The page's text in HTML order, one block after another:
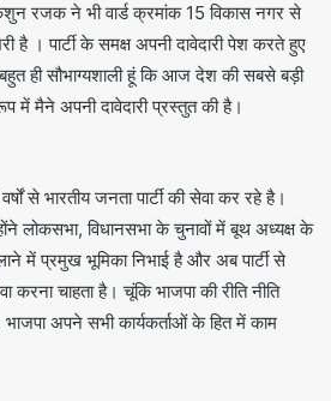
रजक ने भी वार्ड क्रमांक 15 विकास नगर से
है । पार्टी के समक्ष अपनी दावेदारी पेश करते हुए
ही सौभाग्यशाली हूं कि आज देश की सबसे बड़ी
में मैने अपनी दावेदारी प्रस्तुत की है।
से भारतीय जनता पार्टी की सेवा कर रहे है।
लोकसभा, विधानसभा के चुनावों में बूथ अध्यक्ष के
में प्रमुख भूमिका निभाई है और अब पार्टी से
करना चाहता है। चूंकि भाजपा की रीति नीति
अपने सभी कार्यकर्ताओं के हित में काम